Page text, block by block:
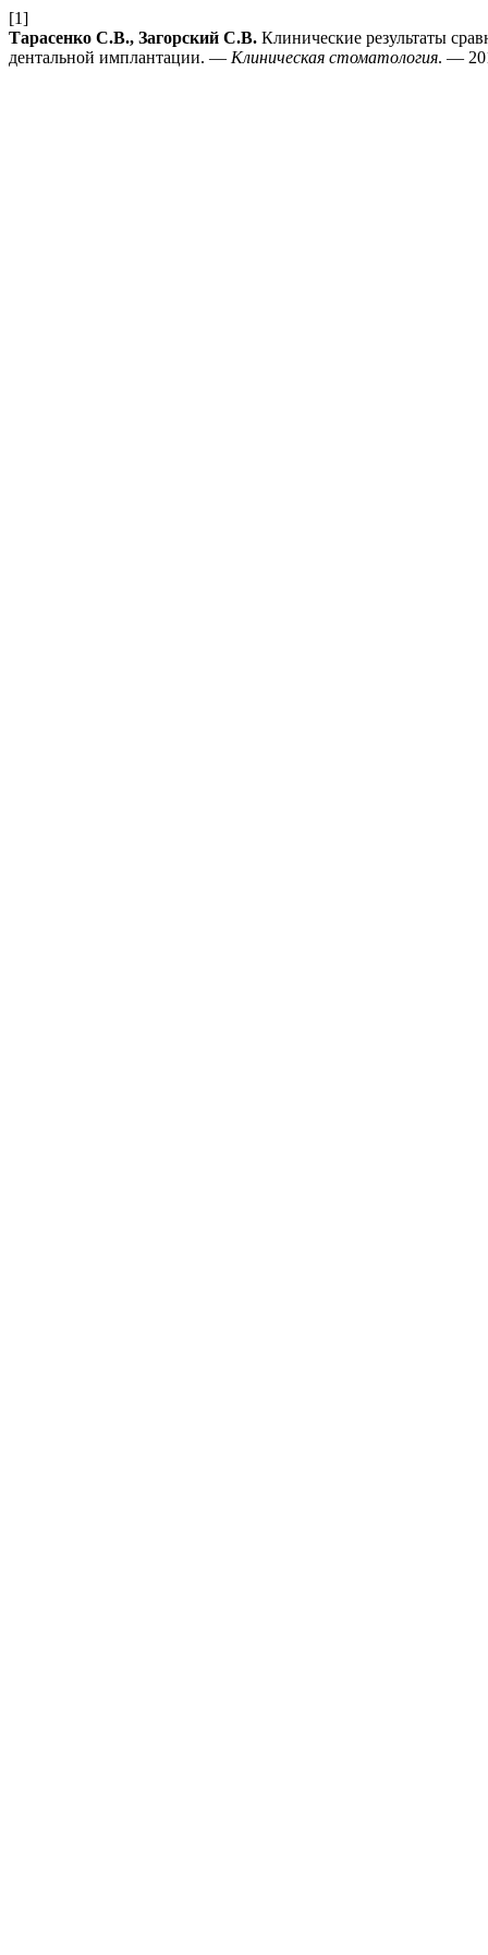
[1]
Тарасенко С.В., Загорский С.В. Клинические результаты
дентальной имплантации. — Клиническая стоматология. —